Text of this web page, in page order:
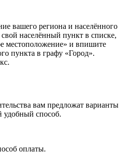
вашего региона и населённого
населённый пункт в списке,
местоположение» и впишите
пункта в графу «Город».
вам предложат варианты
удобный способ.
оплаты.